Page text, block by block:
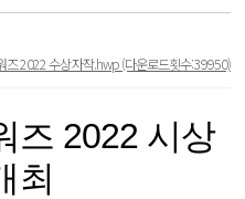
즈 2022 수상자작.hwp(다운로드횟수:39950)
즈 2022 시상
최